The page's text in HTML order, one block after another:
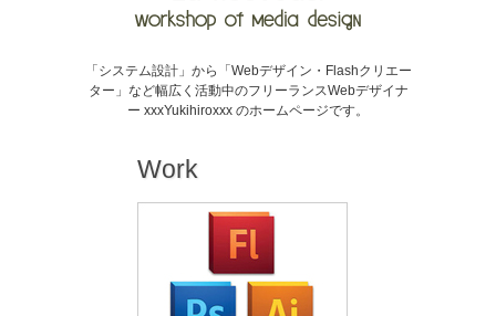
「システム設計」から「Webデザイン・Flashクリエー
ター」など幅広く活動中のフリーランスWebデザイナ
ー xxxYukihiroxxx のホームページです。
Work